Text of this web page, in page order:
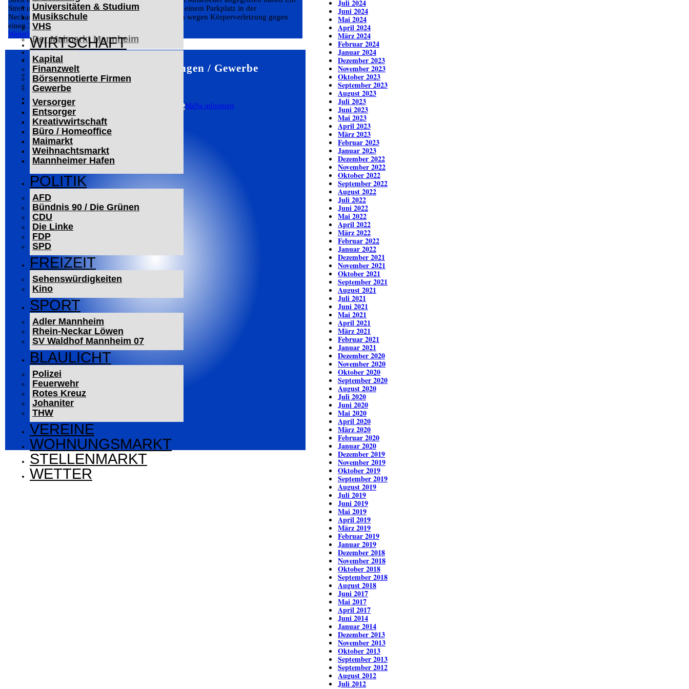
Universitäten & Studium
Musikschule
VHS
WIRTSCHAFT
Kapital
Finanzwelt
Börsennotierte Firmen
Gewerbe
Versorger
Entsorger
Kreativwirtschaft
Büro / Homeoffice
Maimarkt
Weihnachtsmarkt
Mannheimer Hafen
POLITIK
AFD
Bündnis 90 / Die Grünen
CDU
Die Linke
FDP
SPD
FREIZEIT
Sehenswürdigkeiten
Kino
SPORT
Adler Mannheim
Rhein-Neckar Löwen
SV Waldhof Mannheim 07
BLAULICHT
Polizei
Feuerwehr
Rotes Kreuz
Johaniter
THW
VEREINE
WOHNUNGSMARKT
STELLENMARKT
WETTER
Der Mannheimer Wasserturm
Das Technoseum Mannheim
Die Alte Feuerwache
Der Maimarkt Mannheim
LESERBRIEFE
ARCHIV
Das Neueste
Leitartikel
WERBUNG
Streit um einen Abschleppvorgang ist am Dienstag auf einem Parkplatz in der
Neckarvorlandstraße eskaliert. Die Polizei ermittelt nun wegen Körperverletzung gegen
einen 35-jährigen...
Weiterlesen
Mannheim – Veranstaltungen / Gewerbe
Juli 2024
Juni 2024
Mai 2024
April 2024
März 2024
Februar 2024
Januar 2024
Dezember 2023
November 2023
Oktober 2023
September 2023
August 2023
Juli 2023
Juni 2023
Mai 2023
April 2023
März 2023
Februar 2023
Januar 2023
Dezember 2022
November 2022
Oktober 2022
September 2022
August 2022
Juli 2022
Juni 2022
Mai 2022
April 2022
März 2022
Februar 2022
Januar 2022
Dezember 2021
November 2021
Oktober 2021
September 2021
August 2021
Juli 2021
Juni 2021
Mai 2021
April 2021
März 2021
Februar 2021
Januar 2021
Dezember 2020
November 2020
Oktober 2020
September 2020
August 2020
Juli 2020
Juni 2020
Mai 2020
April 2020
März 2020
Februar 2020
Januar 2020
Dezember 2019
November 2019
Oktober 2019
September 2019
August 2019
Juli 2019
Juni 2019
Mai 2019
April 2019
März 2019
Februar 2019
Januar 2019
Dezember 2018
November 2018
Oktober 2018
September 2018
August 2018
Juni 2017
Mai 2017
April 2017
Juni 2014
Januar 2014
Dezember 2013
November 2013
Oktober 2013
September 2013
September 2012
August 2012
Juli 2012